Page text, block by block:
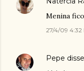
Menina
27/4/09 4:32
Pepe